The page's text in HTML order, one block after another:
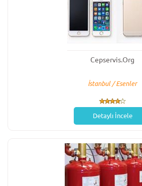
Cepservis.Org
İstanbul / Esenler
Detaylı İncele